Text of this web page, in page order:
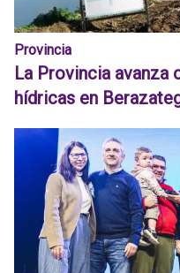
Provincia
La Provincia avanza
hídricas en